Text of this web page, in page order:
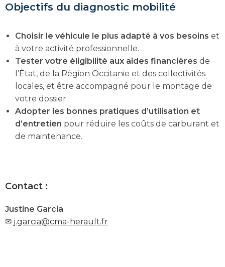
Objectifs du diagnostic mobilité
Choisir le véhicule le plus adapté à vos besoins et
à votre activité professionnelle.
Tester votre éligibilité aux aides financières de
l’État, de la Région Occitanie et des collectivités
locales, et être accompagné pour le montage de
votre dossier.
Adopter les bonnes pratiques d’utilisation et
d’entretien pour réduire les coûts de carburant et
de maintenance.
Contact :
Justine Garcia
✉ j.garcia@cma-herault.fr